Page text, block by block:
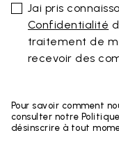
Jai pris
Confidentialité
traitement de
recevoir des
Pour savoir comment
consulter notre
désinscrire à tout